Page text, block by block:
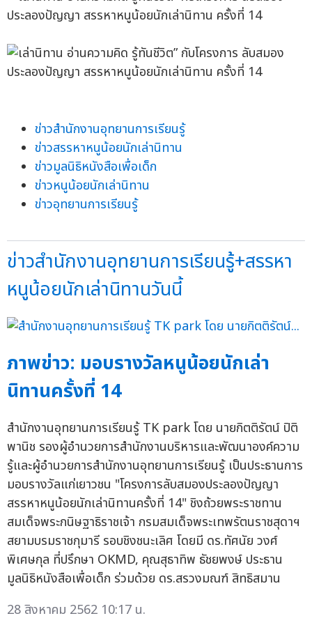
ข่าวสำนักงานอุทยานการเรียนรู้
ข่าวสรรหาหนูน้อยนักเล่านิทาน
ข่าวมูลนิธิหนังสือเพื่อเด็ก
ข่าวหนูน้อยนักเล่านิทาน
ข่าวอุทยานการเรียนรู้
ข่าวสำนักงานอุทยานการเรียนรู้+สรรหา
หนูน้อยนักเล่านิทานวันนี้
ภาพข่าว: มอบรางวัลหนูน้อยนักเล่า
นิทานครั้งที่ 14
สำนักงานอุทยานการเรียนรู้ TK park โดย นายกิตติรัตน์ ปิติ
พานิช รองผู้อำนวยการสำนักงานบริหารและพัฒนาองค์ความ
รู้และผู้อำนวยการสำนักงานอุทยานการเรียนรู้ เป็นประธานการ
มอบรางวัลแก่เยาวชน "โครงการลับสมองประลองปัญญา
สรรหาหนูน้อยนักเล่านิทานครั้งที่ 14" ชิงถ้วยพระราชทาน
สมเด็จพระกนิษฐาธิราชเจ้า กรมสมเด็จพระเทพรัตนราชสุดาฯ
สยามบรมราชกุมารี รอบชิงชนะเลิศ โดยมี ดร.ทัศนัย วงศ์
พิเศษกุล ที่ปรึกษา OKMD, คุณสุธาทิพ ธัชยพงษ์ ประธาน
มูลนิธิหนังสือเพื่อเด็ก ร่วมด้วย ดร.สรวงมณฑ์ สิทธิสมาน
28 สิงหาคม 2562 10:17 น.